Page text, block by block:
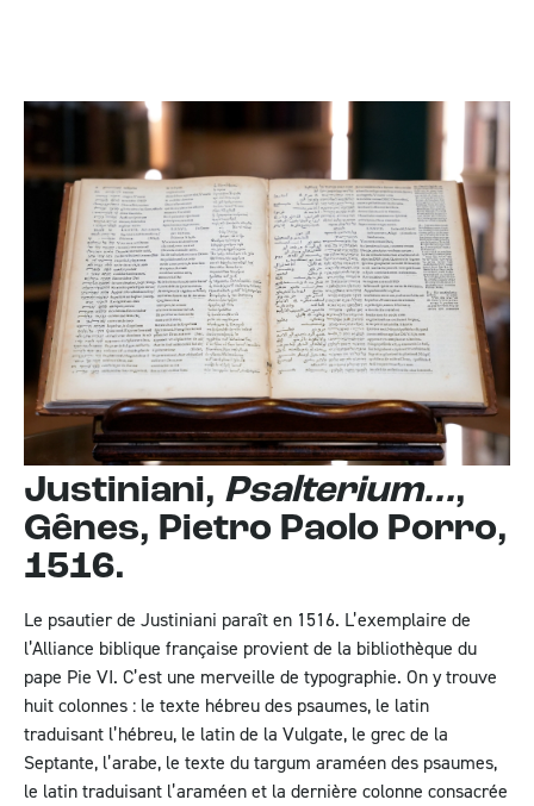
Justiniani, Psalterium...,
Gênes, Pietro Paolo Porro,
1516.
Le psautier de Justiniani paraît en 1516. L’exemplaire de
l’Alliance biblique française provient de la bibliothèque du
pape Pie VI. C’est une merveille de typographie. On y trouve
huit colonnes : le texte hébreu des psaumes, le latin
traduisant l’hébreu, le latin de la Vulgate, le grec de la
Septante, l’arabe, le texte du targum araméen des psaumes,
le latin traduisant l’araméen et la dernière colonne consacrée